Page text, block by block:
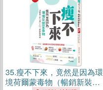
35.瘦不下來，竟然是因為環
境荷爾蒙毒物（暢銷新裝